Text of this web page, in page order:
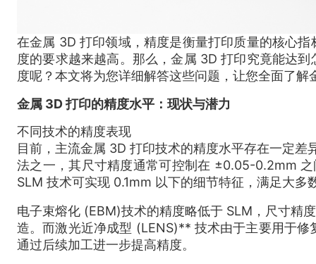
在金属 3D 打印领域，精度是衡量打印质量的核心
度的要求越来越高。那么，金属 3D 打印究竟能达
度呢？本文将为您详细解答这些问题，让您全面了解
金属 3D 打印的精度水平：现状与潜力
不同技术的精度表现
目前，主流金属 3D 打印技术的精度水平存在一定
法之一，其尺寸精度通常可控制在 ±0.05-0.2mm
SLM 技术可实现 0.1mm 以下的细节特征，满足大多
电子束熔化 (EBM)技术的精度略低于 SLM，尺寸精
造。而激光近净成型 (LENS)** 技术由于主要用于
通过后续加工进一步提高精度。